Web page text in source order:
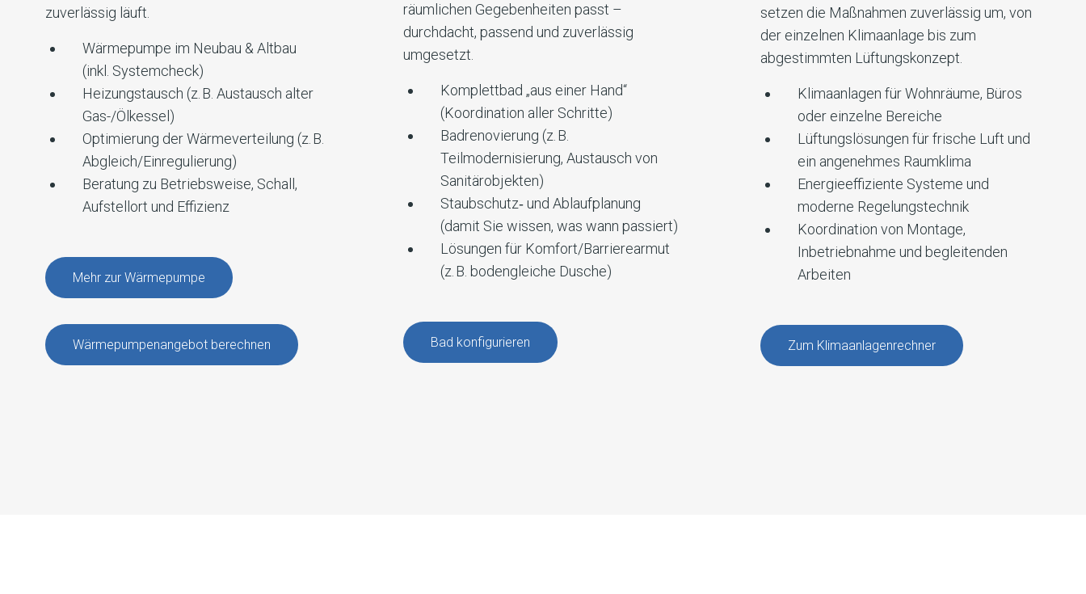
zuverlässig läuft.
Wärmepumpe im Neubau & Altbau
(inkl. Systemcheck)
Heizungstausch (z. B. Austausch alter
Gas-/Ölkessel)
Optimierung der Wärmeverteilung (z. B.
Abgleich/Einregulierung)
Beratung zu Betriebsweise, Schall,
Aufstellort und Effizienz
Mehr zur Wärmepumpe
Wärmepumpenangebot berechnen
räumlichen Gegebenheiten passt –
durchdacht, passend und zuverlässig
umgesetzt.
Komplettbad „aus einer Hand“
(Koordination aller Schritte)
Badrenovierung (z. B.
Teilmodernisierung, Austausch von
Sanitärobjekten)
Staubschutz‑ und Ablaufplanung
(damit Sie wissen, was wann passiert)
Lösungen für Komfort/Barrierearmut
(z. B. bodengleiche Dusche)
Bad konfigurieren
setzen die Maßnahmen zuverlässig um, von
der einzelnen Klimaanlage bis zum
abgestimmten Lüftungskonzept.
Klimaanlagen für Wohnräume, Büros
oder einzelne Bereiche
Lüftungslösungen für frische Luft und
ein angenehmes Raumklima
Energieeffiziente Systeme und
moderne Regelungstechnik
Koordination von Montage,
Inbetriebnahme und begleitenden
Arbeiten
Zum Klimaanlagenrechner